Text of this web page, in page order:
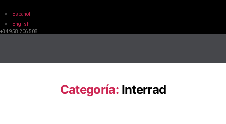
Español
English
+34 958 206 508
Categoría: Interrad